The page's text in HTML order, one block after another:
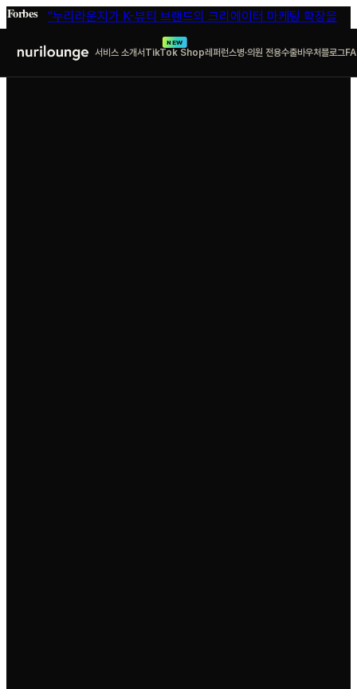
Forbes
"누리라운지가 K-뷰티 브랜드의 크리에이터 마케팅 확장을
Featured in Forbes— 2025
서비스 소개서
NEW
TikTok Shop레퍼런스병·의원 전용수출바우처블로그